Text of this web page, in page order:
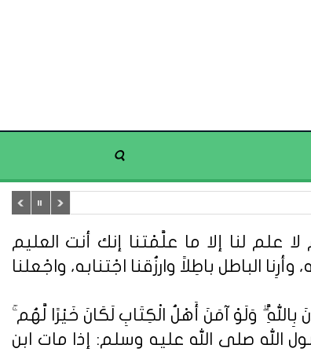
علم لنا إلا ما علَّمْتنا إنك أنت العليم
الباطل باطِلاً وارزُقنا اجْتنابه، واجْعلنا
وَلَوْ آمَنَ أَهْلُ الْكِتَابِ لَكَانَ خَيْرًا لَّهُم
وعن أبي هريرة قال : قال رسول الله صلى الله عليه وسلم: إذا مات ابن